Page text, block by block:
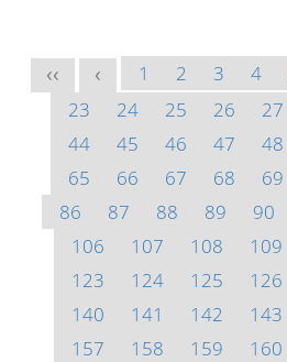
<< < 1 2 3 4
23
24 25 26 27
44
45 46 47 48
65
66 67 68 69
86
87 88 89 90
106
107 108 109
123
124 125 126
140
141 142 143
157
158 159 160